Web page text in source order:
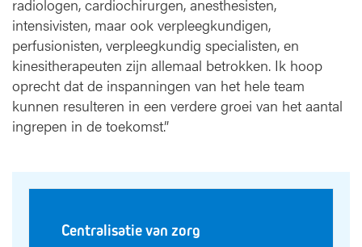
radiologen, cardiochirurgen, anesthesisten,
intensivisten, maar ook verpleegkundigen,
perfusionisten, verpleegkundig specialisten, en
kinesitherapeuten zijn allemaal betrokken. Ik hoop
oprecht dat de inspanningen van het hele team
kunnen resulteren in een verdere groei van het aantal
ingrepen in de toekomst.”
Centralisatie van zorg